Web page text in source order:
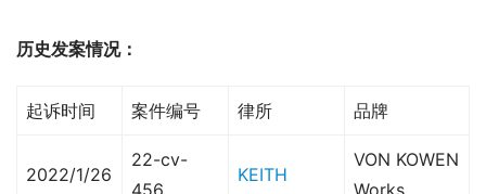
历史发案情况：
起诉时间 案件编号 律所 品牌
2022/1/26
22-cv-
KEITH
VON KOWEN